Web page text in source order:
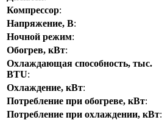
Компрессор:
Напряжение, В:
Ночной режим:
Обогрев, кВт:
Охлаждающая способность, тыс.
BTU:
Охлаждение, кВт:
Потребление при обогреве, кВт:
Потребление при охлаждении, кВт: